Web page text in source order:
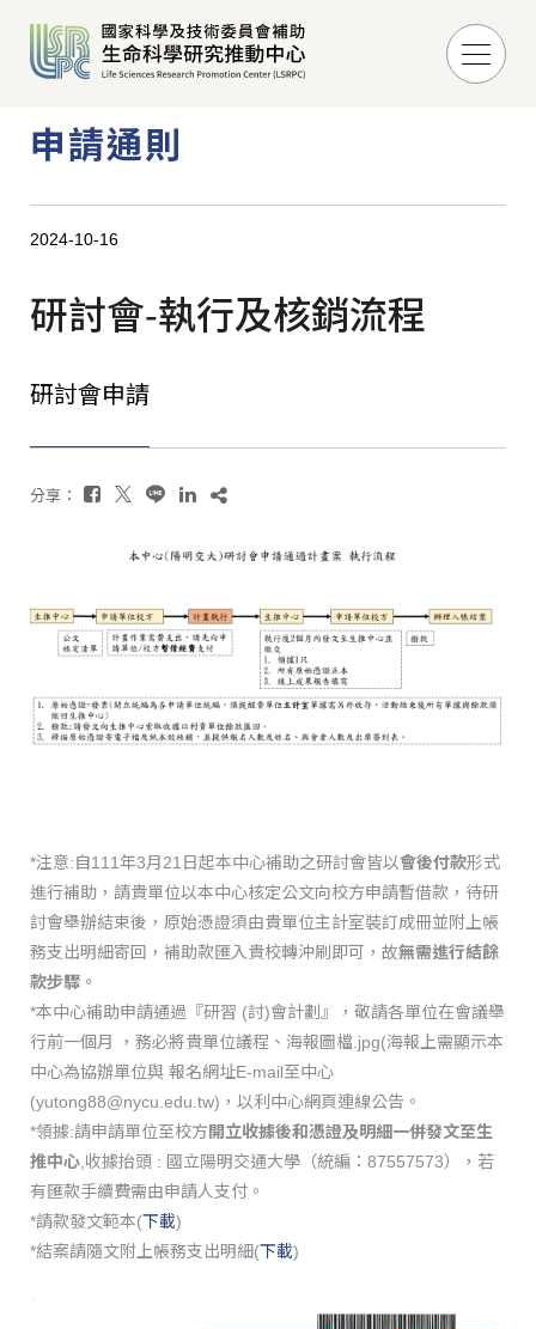
申請通則
2024-10-16
研討會-執行及核銷流程
研討會申請
分享：
*注意:自111年3月21日起本中心補助之研討會皆以會後付款形式
進行補助，請貴單位以本中心核定公文向校方申請暫借款，待研
討會舉辦結束後，原始憑證須由貴單位主計室裝訂成冊並附上帳
務支出明細寄回，補助款匯入貴校轉沖刷即可，故無需進行結餘
款步驟 。
*本中心補助申請通過『研習 (討)會計劃』，敬請各單位在會議舉
行前一個月 ，務必將貴單位議程、海報圖檔.jpg(海報上需顯示本
中心為協辦單位與 報名網址E-mail至中心
(yutong88@nycu.edu.tw)，以利中心網頁連線公告。
*領據:請申請單位至校方 開立收據後和憑證及明細一併發文至生
推中心 ,收據抬頭 : 國立陽明交通大學（統編：87557573），若
有匯款手續費需由申請人支付。
*請款發文範本(下載)
*結案請隨文附上帳務支出明細(下載)